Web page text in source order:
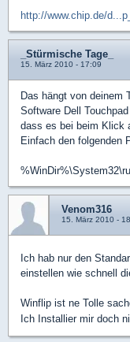
http://www.chip.de/
_Stürmische Tage_
15. März 2010 - 17:09
Das hängt von deinem
Software Dell
dass es bei beim Klick
Einfach den folgenden
Venom316
15. März 2010 -
Ich hab nur den
einstellen wie schnell
Winflip ist ne Tolle
Ich Installier mir doch